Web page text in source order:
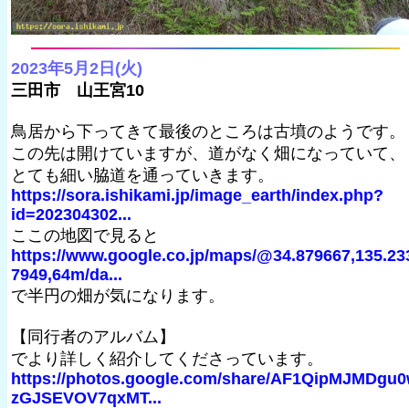
2023年5月2日(火)
三田市 山王宮10
鳥居から下ってきて最後のところは古墳のようです。
この先は開けていますが、道がなく畑になっていて、
とても細い脇道を通っていきます。
https://sora.ishikami.jp/image_earth/index.php?
id=202304302...
ここの地図で見ると
https://www.google.co.jp/maps/
7949,64m/da...
で半円の畑が気になります。
【同行者のアルバム】
でより詳しく紹介してくださっています。
https://photos.google.com/share/
zGJSEVOV7qxMT...